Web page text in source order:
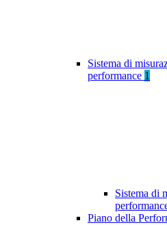
Sistema di
performance 1
Sistema di
Piano della